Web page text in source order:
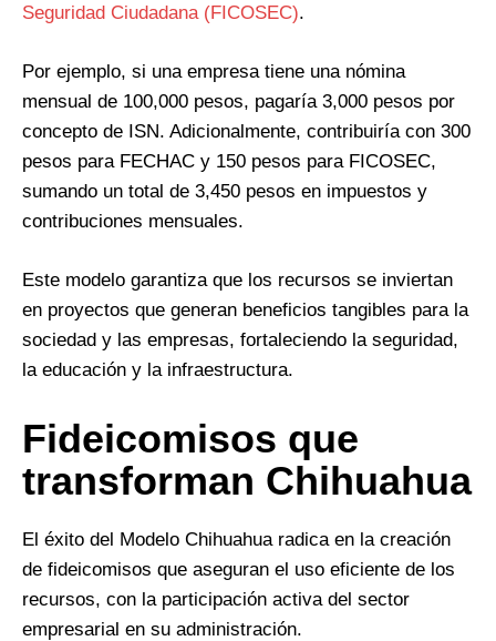
Seguridad Ciudadana (FICOSEC).
Por ejemplo, si una empresa tiene una nómina
mensual de 100,000 pesos, pagaría 3,000 pesos por
concepto de ISN. Adicionalmente, contribuiría con 300
pesos para FECHAC y 150 pesos para FICOSEC,
sumando un total de 3,450 pesos en impuestos y
contribuciones mensuales.
Este modelo garantiza que los recursos se inviertan
en proyectos que generan beneficios tangibles para la
sociedad y las empresas, fortaleciendo la seguridad,
la educación y la infraestructura.
Fideicomisos que
transforman Chihuahua
El éxito del Modelo Chihuahua radica en la creación
de fideicomisos que aseguran el uso eficiente de los
recursos, con la participación activa del sector
empresarial en su administración.